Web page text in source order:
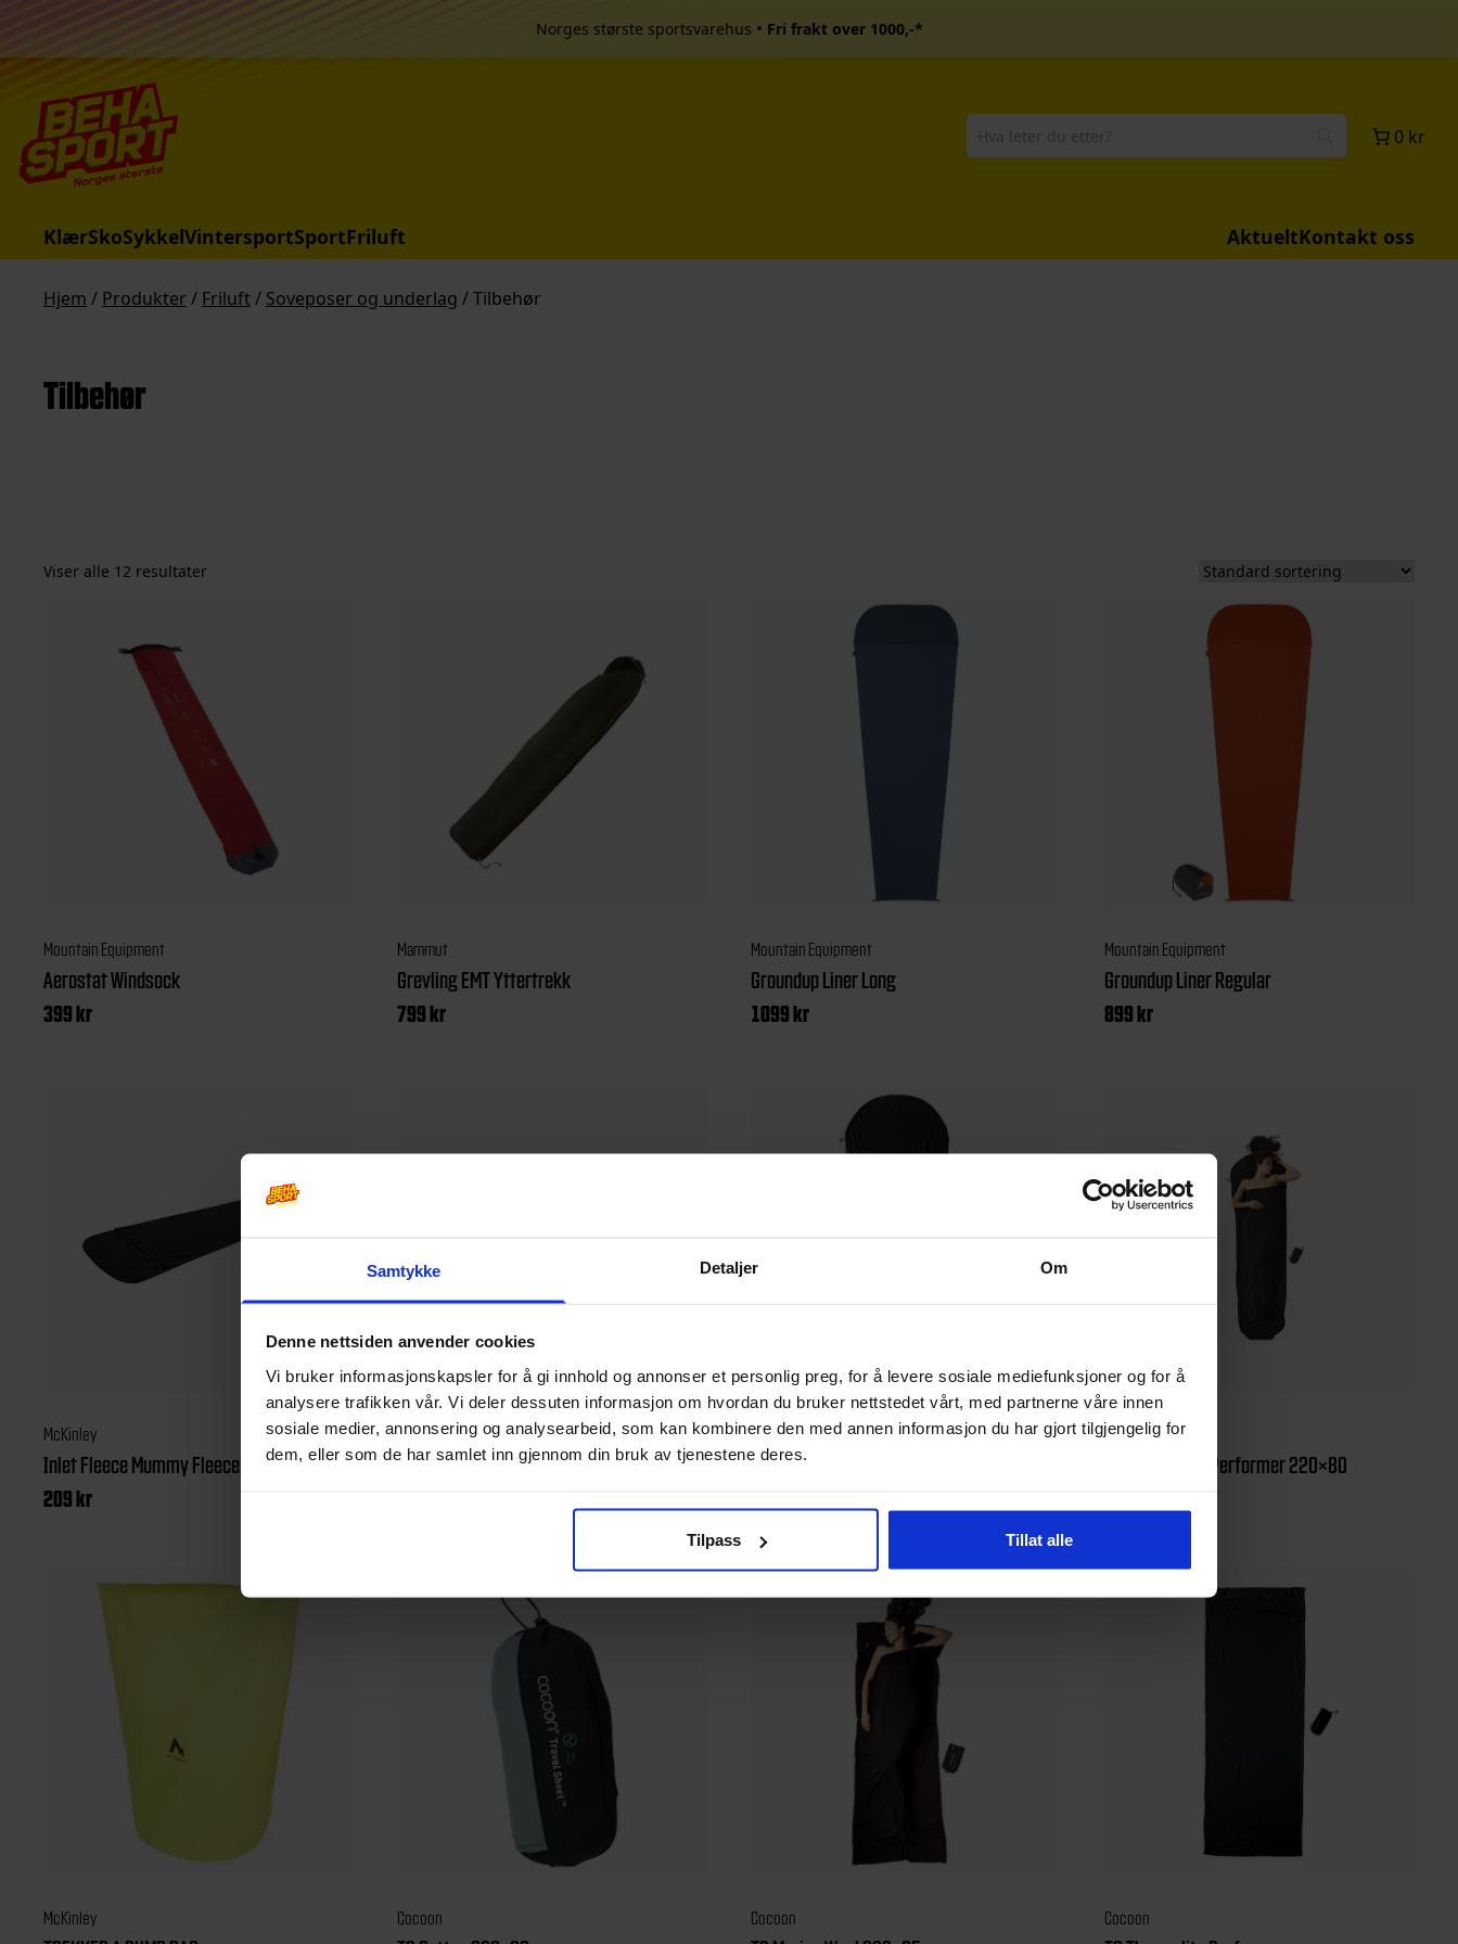
Samtykke Detaljer Om
Denne nettsiden anvender cookies
Vi bruker informasjonskapsler for å gi innhold og annonser et personlig preg, for å levere sosiale mediefunksjoner og for å
analysere trafikken vår. Vi deler dessuten informasjon om hvordan du bruker nettstedet vårt, med partnerne våre innen
sosiale medier, annonsering og analysearbeid, som kan kombinere den med annen informasjon du har gjort tilgjengelig for
dem, eller som de har samlet inn gjennom din bruk av tjenestene deres.
Tilpass Tillat alle
Norges største sportsvarehus • Fri frakt over 1000,-*
0 kr
KlærSkoSykkelVintersportSportFriluft AktueltKontakt oss
Hjem / Produkter / Friluft / Soveposer og underlag / Tilbehør
Tilbehør
Viser alle 12 resultater
Mountain Equipment
Aerostat Windsock
399kr
Mammut
Grevling EMT Yttertrekk
799kr
Mountain Equipment
Groundup Liner Long
1099kr
Mountain Equipment
Groundup Liner Regular
899kr
McKinley
Inlet Fleece Mummy Fleecepose
209kr
McKinley
INLET SILK SQUARE
Cocoon
ML Merino Wool 220×80/60 cm
Cocoon
ML Thermolite Performer 220×80
McKinley Cocoon Cocoon Cocoon